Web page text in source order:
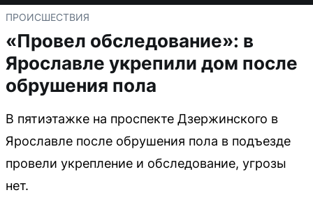
ПРОИСШЕСТВИЯ
«Провел обследование»: в
Ярославле укрепили дом после
обрушения пола
В пятиэтажке на проспекте Дзержинского в
Ярославле после обрушения пола в подъезде
провели укрепление и обследование, угрозы
нет.